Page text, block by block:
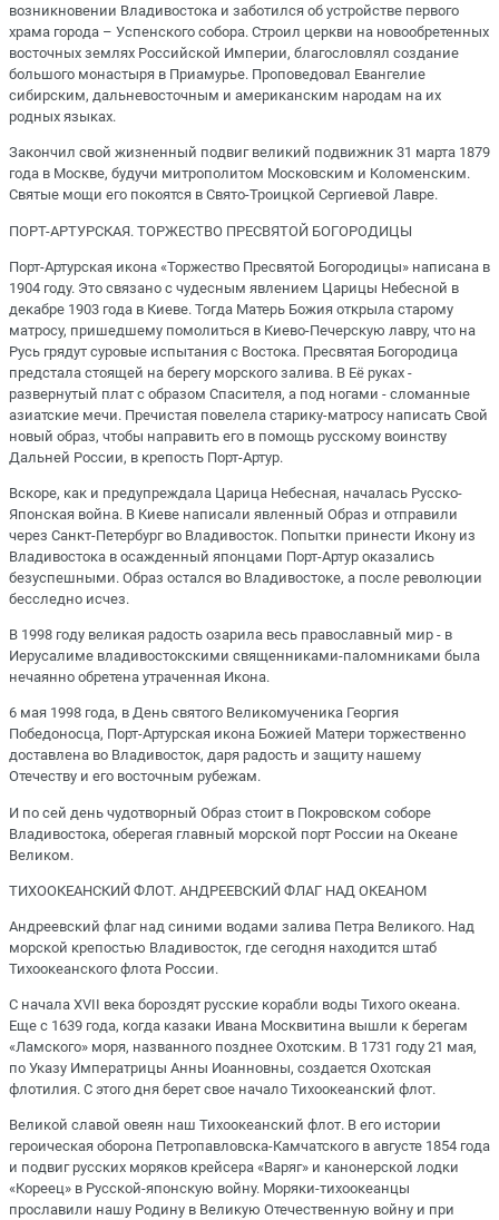
возникновении Владивостока и заботился об устройстве первого
храма города – Успенского собора. Строил церкви на новообретенных
восточных землях Российской Империи, благословлял создание
большого монастыря в Приамурье. Проповедовал Евангелие
сибирским, дальневосточным и американским народам на их
родных языках.
Закончил свой жизненный подвиг великий подвижник 31 марта 1879
года в Москве, будучи митрополитом Московским и Коломенским.
Святые мощи его покоятся в Свято-Троицкой Сергиевой Лавре.
ПОРТ-АРТУРСКАЯ. ТОРЖЕСТВО ПРЕСВЯТОЙ БОГОРОДИЦЫ
Порт-Артурская икона «Торжество Пресвятой Богородицы» написана в
1904 году. Это связано с чудесным явлением Царицы Небесной в
декабре 1903 года в Киеве. Тогда Матерь Божия открыла старому
матросу, пришедшему помолиться в Киево-Печерскую лавру, что на
Русь грядут суровые испытания с Востока. Пресвятая Богородица
предстала стоящей на берегу морского залива. В Её руках -
развернутый плат с образом Спасителя, а под ногами - сломанные
азиатские мечи. Пречистая повелела старику-матросу написать Свой
новый образ, чтобы направить его в помощь русскому воинству
Дальней России, в крепость Порт-Артур.
Вскоре, как и предупреждала Царица Небесная, началась Русско-
Японская война. В Киеве написали явленный Образ и отправили
через Санкт-Петербург во Владивосток. Попытки принести Икону из
Владивостока в осажденный японцами Порт-Артур оказались
безуспешными. Образ остался во Владивостоке, а после революции
бесследно исчез.
В 1998 году великая радость озарила весь православный мир - в
Иерусалиме владивостокскими священниками-паломниками была
нечаянно обретена утраченная Икона.
6 мая 1998 года, в День святого Великомученика Георгия
Победоносца, Порт-Артурская икона Божией Матери торжественно
доставлена во Владивосток, даря радость и защиту нашему
Отечеству и его восточным рубежам.
И по сей день чудотворный Образ стоит в Покровском соборе
Владивостока, оберегая главный морской порт России на Океане
Великом.
ТИХООКЕАНСКИЙ ФЛОТ. АНДРЕЕВСКИЙ ФЛАГ НАД ОКЕАНОМ
Андреевский флаг над синими водами залива Петра Великого. Над
морской крепостью Владивосток, где сегодня находится штаб
Тихоокеанского флота России.
С начала XVII века бороздят русские корабли воды Тихого океана.
Еще с 1639 года, когда казаки Ивана Москвитина вышли к берегам
«Ламского» моря, названного позднее Охотским. В 1731 году 21 мая,
по Указу Императрицы Анны Иоанновны, создается Охотская
флотилия. С этого дня берет свое начало Тихоокеанский флот.
Великой славой овеян наш Тихоокеанский флот. В его истории
героическая оборона Петропавловска-Камчатского в августе 1854 года
и подвиг русских моряков крейсера «Варяг» и канонерской лодки
«Кореец» в Русской-японскую войну. Моряки-тихоокеанцы
прославили нашу Родину в Великую Отечественную войну и при